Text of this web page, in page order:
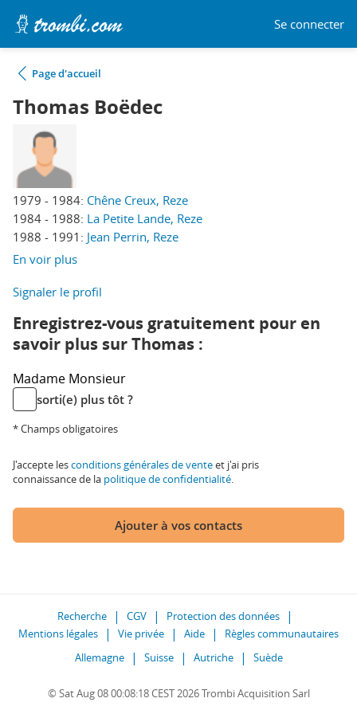
Se connecter
Page d'accueil
Thomas Boëdec
1979 - 1984: Chêne Creux, Reze
1984 - 1988: La Petite Lande, Reze
1988 - 1991: Jean Perrin, Reze
En voir plus
Signaler le profil
Enregistrez-vous gratuitement pour en
savoir plus sur Thomas :
Madame Monsieur
sorti(e) plus tôt ?
* Champs obligatoires
J'accepte lesconditions générales de venteet j'ai pris
connaissance de la politique de confidentialité.
Ajouter à vos contacts
Recherche CGV
Protection des données
Mentions légales
Vie privée Aide
Règles communautaires
Allemagne
Suisse Autriche Suède
© Sat Aug 08 00:08:18 CEST 2026 Trombi Acquisition Sarl